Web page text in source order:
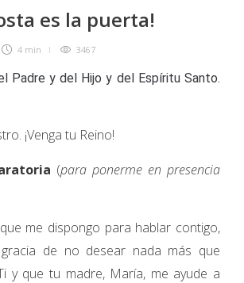
es la puerta!
4 min 3467
Padre y del Hijo y del Espíritu Santo.
¡Venga tu Reino!
(para ponerme en presencia
me dispongo para hablar contigo,
de no desear nada más que
y que tu madre, María, me ayude a